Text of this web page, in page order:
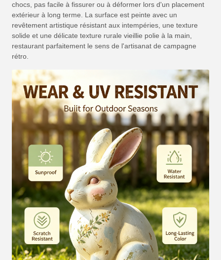
chocs, pas facile à fissurer ou à déformer lors d'un placement
extérieur à long terme. La surface est peinte avec un
revêtement artistique résistant aux intempéries, une texture
solide et une délicate texture rurale vieillie polie à la main,
restaurant parfaitement le sens de l'artisanat de campagne
rétro.